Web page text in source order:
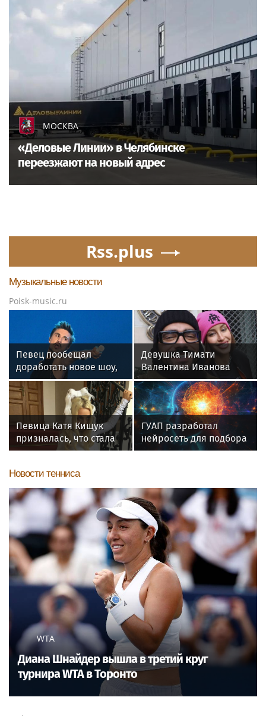
МОСКВА
«Деловые Линии» в Челябинске
переезжают на новый адрес
Rss.plus
Музыкальные новости
Poisk-music.ru
Певец пообещал
доработать новое шоу,
подвергнутое критике
Девушка Тимати
Валентина Иванова
снялась с годовалой
дочерью в парной
фотосессии
Певица Катя Кищук
призналась, что стала
бояться людей и
ГУАП разработал
нейросеть для подбора
обуви по фото стопы
Новости тенниса
WTA
Диана Шнайдер вышла в третий круг
турнира WTA в Торонто